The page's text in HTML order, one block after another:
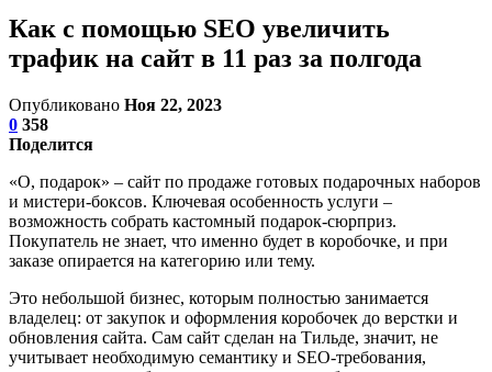
Как с помощью SEO увеличить
трафик на сайт в 11 раз за полгода
Опубликовано Ноя 22, 2023
0 358
Поделится
«О, подарок» – сайт по продаже готовых подарочных наборов
и мистери-боксов. Ключевая особенность услуги –
возможность собрать кастомный подарок-сюрприз.
Покупатель не знает, что именно будет в коробочке, и при
заказе опирается на категорию или тему.
Это небольшой бизнес, которым полностью занимается
владелец: от закупок и оформления коробочек до верстки и
обновления сайта. Сам сайт сделан на Тильде, значит, не
учитывает необходимую семантику и SEO-требования,